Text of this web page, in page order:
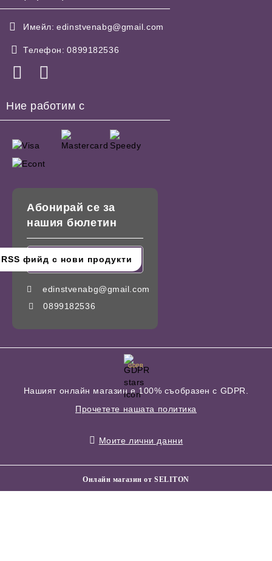
Имейл: edinstvenabg@gmail.com
Телефон: 0899182536
Ние работим с
Абонирай се за
нашия бюлетин
edinstvenabg@gmail.com
0899182536
GDPR
Нашият онлайн магазин е 100% съобразен с GDPR.
Прочетете нашата политика
Моите лични данни
Онлайн магазин от SELITON